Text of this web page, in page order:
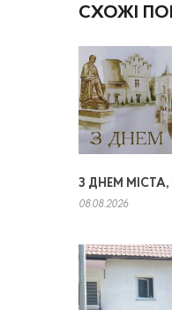
СХОЖІ
З ДНЕМ МІСТА,
08.08.2026